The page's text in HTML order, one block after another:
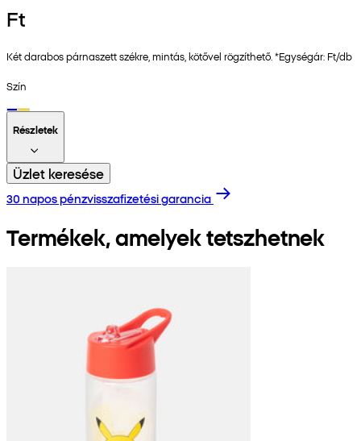
Ft
Két darabos párnaszett székre, mintás, kötővel rögzíthető. *Egységár: Ft/db
Szín
Részletek
Üzlet keresése
30 napos pénzvisszafizetési garancia
Termékek, amelyek tetszhetnek